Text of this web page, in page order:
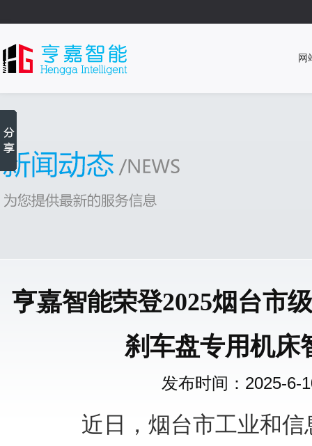
网
亨嘉智能荣登2025烟台市
刹车盘专用机床
发布时间：2025-6-
近日，烟台市工业和信